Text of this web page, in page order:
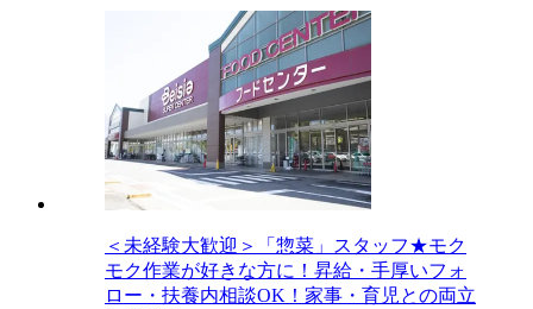
＜未経験大歓迎＞「惣菜」スタッフ★モク
モク作業が好きな方に！昇給・手厚いフォ
ロー・扶養内相談OK！家事・育児との両立